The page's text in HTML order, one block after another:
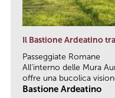
Il Bastione Ardeatino
Passeggiate Romane
All’interno delle Mura
offre una bucolica
Bastione Ardeatino